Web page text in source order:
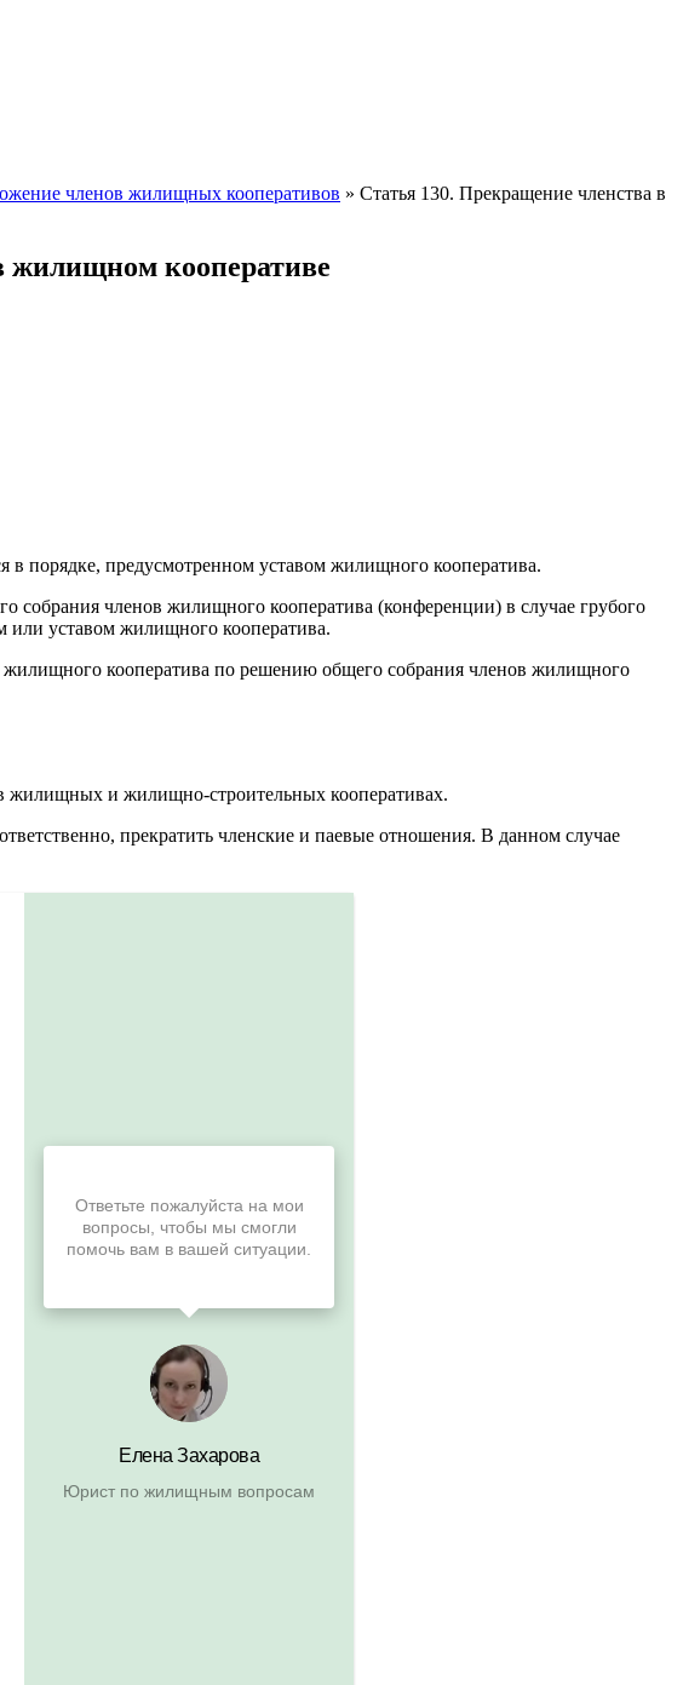
членов жилищных кооперативов » Статья 130. Прекращение членства в
кооперативе
в порядке, предусмотренном уставом жилищного кооператива.
членов жилищного кооператива (конференции) в случае грубого
или уставом жилищного кооператива.
кооператива по решению общего собрания членов жилищного
жилищных и жилищно-строительных кооперативах.
прекратить членские и паевые отношения. В данном случае